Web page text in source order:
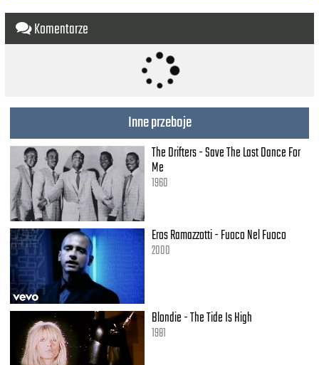
Komentarze
Inne przeboje
The Drifters - Save The Last Dance For
Me
1960
Eros Ramazzotti - Fuoco Nel Fuoco
2000
Blondie - The Tide Is High
1981